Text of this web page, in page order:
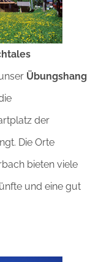
Übungshang
der
Die Orte
bieten viele
und eine gut